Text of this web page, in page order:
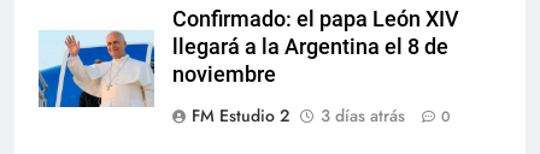
Confirmado: el papa León XIV
llegará a la Argentina el 8 de
noviembre
FM Estudio 2
3 días atrás 0